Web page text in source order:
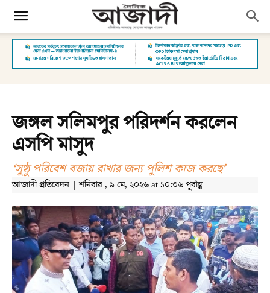
জঙ্গল সলিমপুর পরিদর্শন করলেন
এসপি মাসুদ
‘সুষ্ঠু পরিবেশ বজায় রাখার জন্য পুলিশ কাজ করছে’
আজাদী প্রতিবেদন | শনিবার , ৯ মে, ২০২৬ at ১০:৩৬ পূর্বাহ্ণ